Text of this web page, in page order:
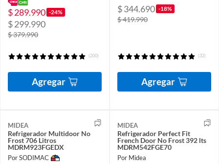
$ 289.990 -24%
$ 299.990
$ 379.990
(200)
Agregar
$ 344.690 -18%
$ 419.990
(32)
Agregar
MIDEA
Refrigerador Multidoor No
Frost 706 Litros
MDRM923FGEDX
Por SODIMAC
MIDEA
Refrigerador Perfect Fit
French Door No Frost 392 lts
MDRM542FGE70
Por Midea